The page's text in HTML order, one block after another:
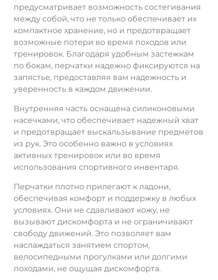
предусматривает возможность состегивания
между собой, что не только обеспечивает их
компактное хранение, но и предотвращает
возможные потери во время походов или
тренировок. Благодаря удобным застежкам
по бокам, перчатки надежно фиксируются на
запястье, предоставляя вам надежность и
уверенность в каждом движении.
Внутренняя часть оснащена силиконовыми
насечками, что обеспечивает надежный хват
и предотвращает выскальзывание предметов
из рук. Это особенно важно в условиях
активных тренировок или во время
использования спортивного инвентаря.
Перчатки плотно прилегают к ладони,
обеспечивая комфорт и поддержку в любых
условиях. Они не сдавливают кожу, не
вызывают дискомфорта и не ограничивают
свободу движений. Это позволяет вам
наслаждаться занятием спортом,
велосипедными прогулками или долгими
походами, не ощущая дискомфорта.